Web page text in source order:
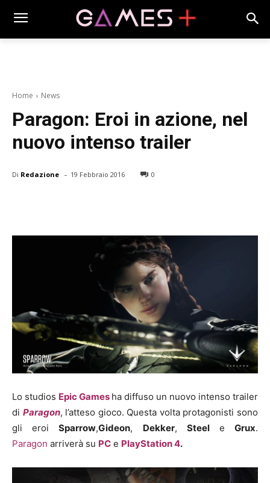
Home News
Paragon: Eroi in azione, nel
nuovo intenso trailer
Di Redazione - 19 Febbraio 2016 0
Lo studios Epic Games ha diffuso un nuovo intenso trailer
di Paragon, l’atteso gioco. Questa volta protagonisti sono
gli eroiSparrow,Gideon, Dekker, SteeleGrux.
Paragon arriverà su PC e PlayStation 4.